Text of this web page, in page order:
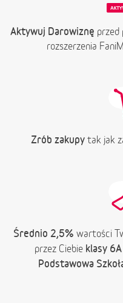
Aktywuj Darowiznę przed
rozszerzenia
Zrób zakupytak jak
Średnio 2,5% wartości
przez Ciebie klasy
Podstawowa